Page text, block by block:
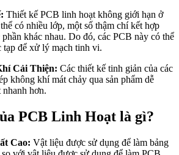
Thiết kế PCB linh hoạt không giới hạn ở
có nhiều lớp, một số thậm chí kết hợp
khác nhau. Do đó, các PCB này có thể
tạp để xử lý mạch tinh vi.
Cải Thiện: Các thiết kế tinh giản của các
không khí mát chảy qua sản phẩm dễ
nhanh hơn.
PCB Linh Hoạt là gì?
Cao: Vật liệu được sử dụng để làm bảng